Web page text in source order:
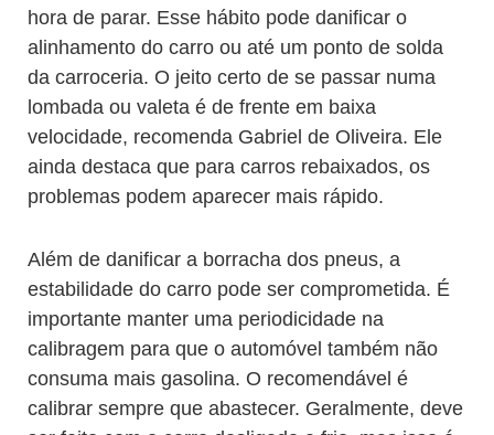
hora de parar. Esse hábito pode danificar o
alinhamento do carro ou até um ponto de solda
da carroceria. O jeito certo de se passar numa
lombada ou valeta é de frente em baixa
velocidade, recomenda Gabriel de Oliveira. Ele
ainda destaca que para carros rebaixados, os
problemas podem aparecer mais rápido.
Além de danificar a borracha dos pneus, a
estabilidade do carro pode ser comprometida. É
importante manter uma periodicidade na
calibragem para que o automóvel também não
consuma mais gasolina. O recomendável é
calibrar sempre que abastecer. Geralmente, deve